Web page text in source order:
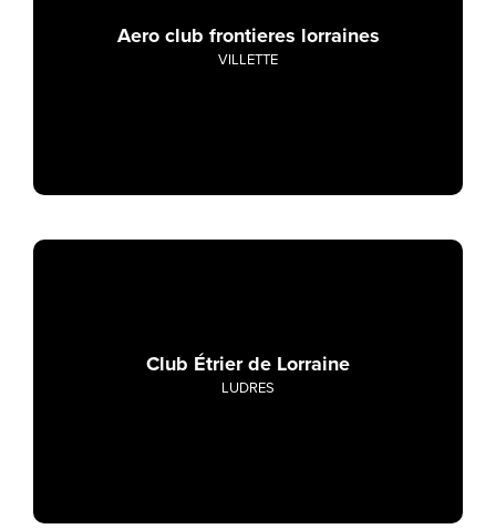
Aero club frontieres lorraines
VILLETTE
Club Étrier de Lorraine
LUDRES